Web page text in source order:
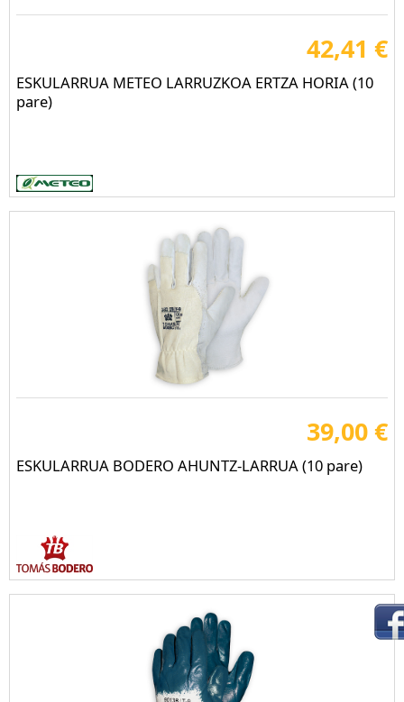
42,41 €
ESKULARRUA METEO LARRUZKOA ERTZA HORIA (10
pare)
39,00 €
ESKULARRUA BODERO AHUNTZ-LARRUA (10 pare)